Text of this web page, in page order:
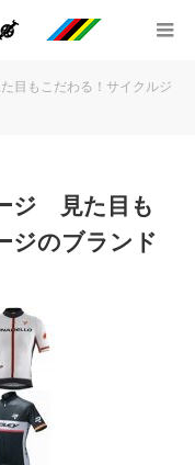
目もこだわる！サイクルジ
ジ 見た目も
ジのブランド